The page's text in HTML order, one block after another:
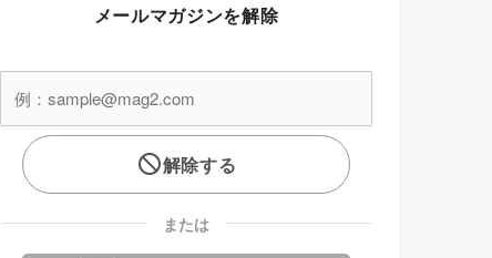
メールマガジンを解除
解除する
または